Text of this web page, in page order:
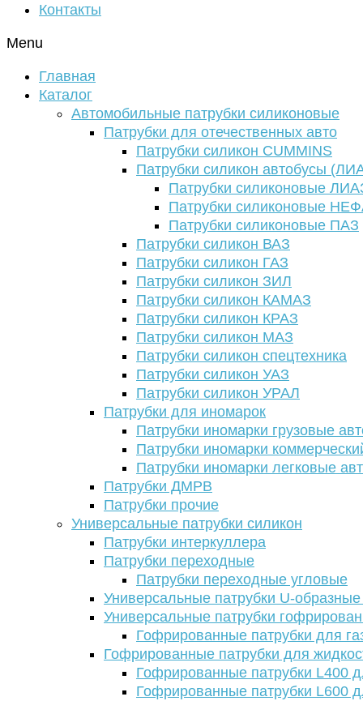
Контакты
Menu
Главная
Каталог
Автомобильные патрубки силиконовые
Патрубки для отечественных авто
Патрубки силикон CUMMINS
Патрубки силикон автобусы
Патрубки силиконовые
Патрубки силиконовые
Патрубки силиконовые ПАЗ
Патрубки силикон ВАЗ
Патрубки силикон ГАЗ
Патрубки силикон ЗИЛ
Патрубки силикон КАМАЗ
Патрубки силикон КРАЗ
Патрубки силикон МАЗ
Патрубки силикон спецтехника
Патрубки силикон УАЗ
Патрубки силикон УРАЛ
Патрубки для иномарок
Патрубки иномарки грузовые
Патрубки иномарки
Патрубки иномарки легковые
Патрубки ДМРВ
Патрубки прочие
Универсальные патрубки силикон
Патрубки интеркуллера
Патрубки переходные
Патрубки переходные угловые
Универсальные патрубки U-
Универсальные патрубки
Гофрированные патрубки для
Гофрированные патрубки для
Гофрированные патрубки L400
Гофрированные патрубки L600